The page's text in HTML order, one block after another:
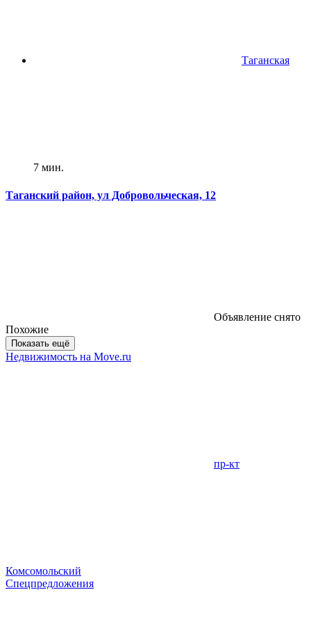
Таганская
7 мин.
Таганский район, ул Добровольческая, 12
Объявление снято
Похожие
Показать ещё
Недвижимость на Move.ru
пр-кт
Комсомольский
Спецпредложения